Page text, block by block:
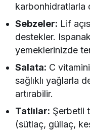
karbonhidratlarla
Sebzeler: Lif
destekler.
yemeklerinizde
Salata: C
sağlıklı yağlarla
artırabilir.
Tatlılar: Şerbetli
(sütlaç, güllaç,